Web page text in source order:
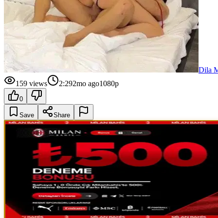
Dila
159 views 2:292mo ago1080p
0
Save Share